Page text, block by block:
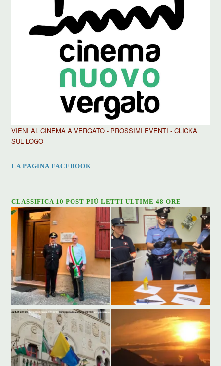
VIENI AL CINEMA A VERGATO - PROSSIMI EVENTI - CLICKA
SUL LOGO
LA PAGINA FACEBOOK
CLASSIFICA 10 POST PIÙ LETTI ULTIME 48 ORE